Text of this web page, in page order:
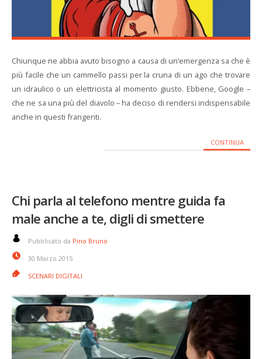
Chiunque ne abbia avuto bisogno a causa di un’emergenza sa che è
più facile che un cammello passi per la cruna di un ago che trovare
un idraulico o un elettricista al momento giusto. Ebbene, Google –
che ne sa una più del diavolo – ha deciso di rendersi indispensabile
anche in questi frangenti.
CONTINUA
Chi parla al telefono mentre guida fa
male anche a te, digli di smettere
Pubblicato da Pino Bruno
30 Marzo 2015
SCENARI DIGITALI